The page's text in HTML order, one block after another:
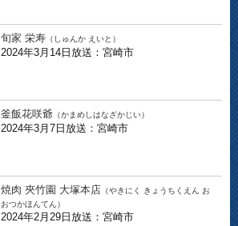
旬家 栄寿 （しゅんか えいと）
2024年3月14日放送：宮崎市
釜飯花咲爺 （かまめしはなざかじい）
2024年3月7日放送：宮崎市
焼肉 夾竹園 大塚本店 （やきにく きょうちくえん お
おつかほんてん）
2024年2月29日放送：宮崎市